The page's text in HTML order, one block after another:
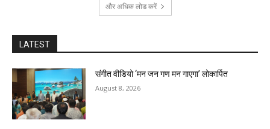
और अधिक लोड करें
LATEST
संगीत वीडियो ‘मन जन गण मन गाएगा’ लोकार्पित
August 8, 2026